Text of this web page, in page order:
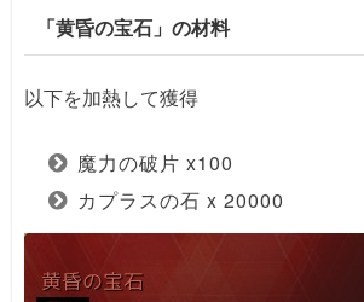
「黄昏の宝石」の材料
以下を加熱して獲得
魔力の破片 x100
カプラスの石 x 20000